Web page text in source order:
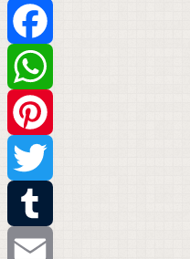
Facebook
WhatsApp
Pinterest
Twitter
Tumblr